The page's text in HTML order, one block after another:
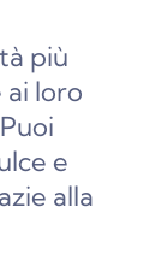
più
loro
e
alla